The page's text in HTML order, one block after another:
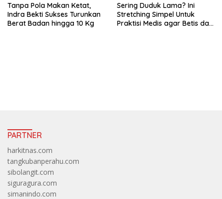
Tanpa Pola Makan Ketat,
Indra Bekti Sukses Turunkan
Berat Badan hingga 10 Kg
Sering Duduk Lama? Ini
Stretching Simpel Untuk
Praktisi Medis agar Betis dan
PARTNER
harkitnas.com
tangkubanperahu.com
sibolangit.com
siguragura.com
simanindo.com